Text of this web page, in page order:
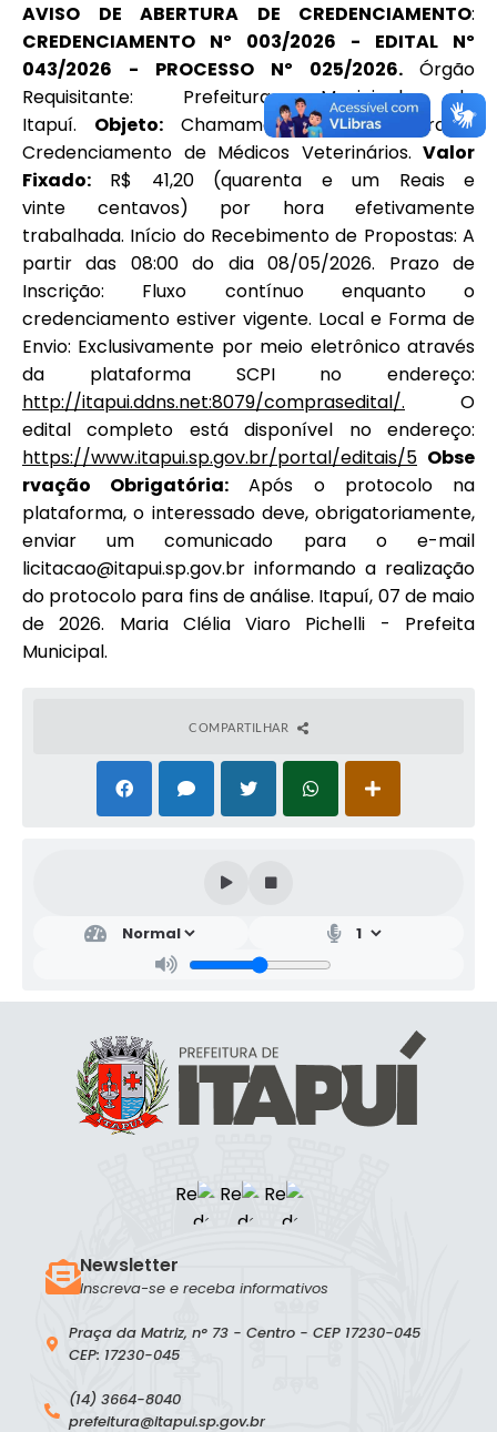
AVISO DE ABERTURA DE CREDENCIAMENTO:
CREDENCIAMENTO Nº 003/2026 - EDITAL Nº
043/2026 - PROCESSO Nº 025/2026. Órgão
Requisitante: Prefeitura Municipal de
Itapuí. Objeto: Chamamento Público para o
Credenciamento de Médicos Veterinários. Valor
Fixado: R$ 41,20 (quarenta e um Reais e
vinte centavos) por hora efetivamente
trabalhada. Início do Recebimento de Propostas: A
partir das 08:00 do dia 08/05/2026. Prazo de
Inscrição: Fluxo contínuo enquanto o
credenciamento estiver vigente. Local e Forma de
Envio: Exclusivamente por meio eletrônico através
da plataforma SCPI no endereço:
http://itapui.ddns.net:8079/comprasedital/. O
edital completo está disponível no endereço:
https://www.itapui.sp.gov.br/portal/editais/5 Obse
rvação Obrigatória: Após o protocolo na
plataforma, o interessado deve, obrigatoriamente,
enviar um comunicado para o e-mail
licitacao@itapui.sp.gov.br informando a realização
do protocolo para fins de análise. Itapuí, 07 de maio
de 2026. Maria Clélia Viaro Pichelli - Prefeita
Municipal.
COMPARTILHAR
Praça da Matriz, n° 73 - Centro - CEP 17230-045
CEP: 17230-045
(14) 3664-8040
prefeitura@itapui.sp.gov.br
Newsletter
Inscreva-se e receba informativos